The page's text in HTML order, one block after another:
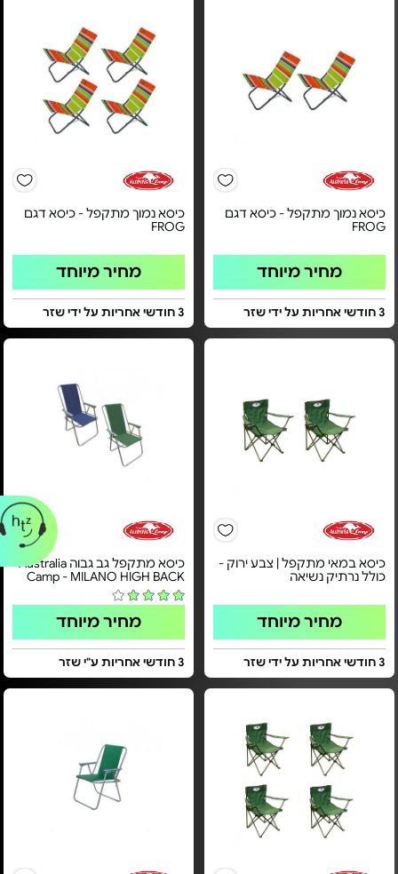
כיסא נמוך מתקפל - כיסא דגם
FROG
מחיר מיוחד
3 חודשי אחריות על ידי שזר
כיסא נמוך מתקפל - כיסא דגם
FROG
מחיר מיוחד
3 חודשי אחריות על ידי שזר
כיסא במאי מתקפל | צבע ירוק -
כולל נרתיק נשיאה
מחיר מיוחד
3 חודשי אחריות על ידי שזר
כיסא מתקפל גב גבוה Australia
Camp - MILANO HIGH BACK
מחיר מיוחד
3 חודשי אחריות ע"י שזר